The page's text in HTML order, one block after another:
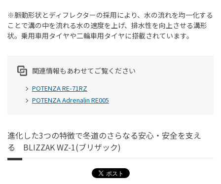
※脈動形状とディフレクターの採用により、水の流れを均一化する
ことで溝の中を流れる水の速度を上げ、排水性を向上させる溝形
状。乗用車用タイヤや二輪車用タイヤに搭載されています。
関連情報もあわせてご覧ください
POTENZA RE-71RZ
POTENZA Adrenalin RE005
進化した3つの特徴で冬道のさらなる安心・安全を支え
る BLIZZAK WZ-1(ブリザック)